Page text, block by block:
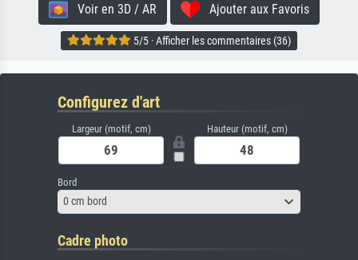
Voir en 3D / AR Ajouter aux Favoris
5/5 · Afficher les commentaires (36)
Configurez d'art
Largeur (motif, cm) Hauteur (motif, cm)
Bord
0 cm bord
Cadre photo